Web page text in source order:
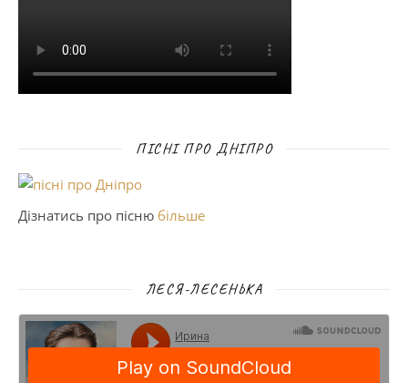
ПІСНІ ПРО ДНІПРО
Дізнатись про пісню більше
ЛЕСЯ-ЛЕСЕНЬКА